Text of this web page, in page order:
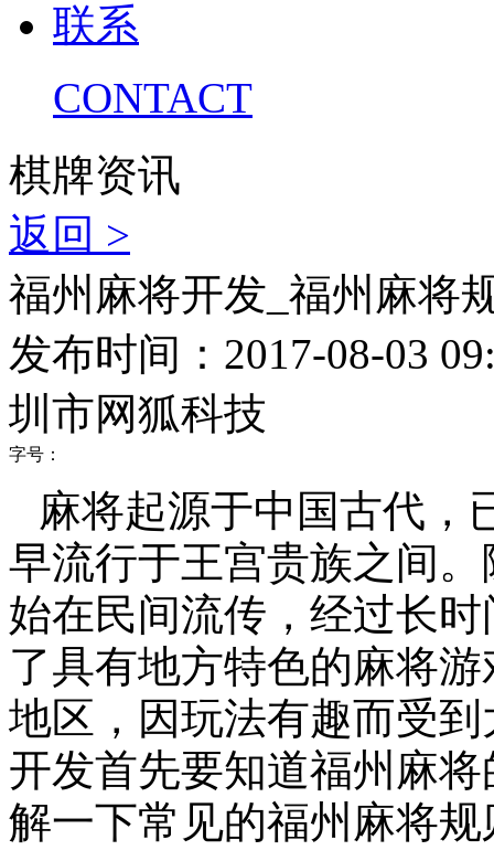
联系
CONTACT
棋牌资讯
返回 >
福州麻将开发_福州麻将
发布时间：2017-08-03
圳市网狐科技
字号：
麻将起源于中国古代，
早流行于王宫贵族之间
始在民间流传，经过长
了具有地方特色的麻将
地区，因玩法有趣而受
开发首先要知道福州麻
解一下常见的福州麻将规